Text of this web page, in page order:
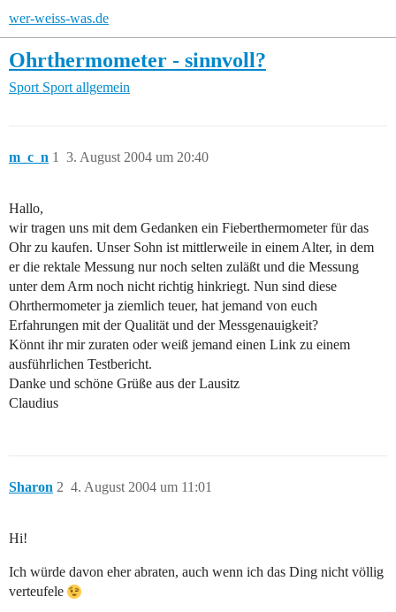
wer-weiss-was.de
Ohrthermometer - sinnvoll?
Sport Sport allgemein
m_c_n 3. August 2004 um 20:40
1
Hallo,
wir tragen uns mit dem Gedanken ein Fieberthermometer für das
Ohr zu kaufen. Unser Sohn ist mittlerweile in einem Alter, in dem
er die rektale Messung nur noch selten zuläßt und die Messung
unter dem Arm noch nicht richtig hinkriegt. Nun sind diese
Ohrthermometer ja ziemlich teuer, hat jemand von euch
Erfahrungen mit der Qualität und der Messgenauigkeit?
Könnt ihr mir zuraten oder weiß jemand einen Link zu einem
ausführlichen Testbericht.
Danke und schöne Grüße aus der Lausitz
Claudius
Sharon 4. August 2004 um 11:01
2
Hi!
Ich würde davon eher abraten, auch wenn ich das Ding nicht völlig
verteufele